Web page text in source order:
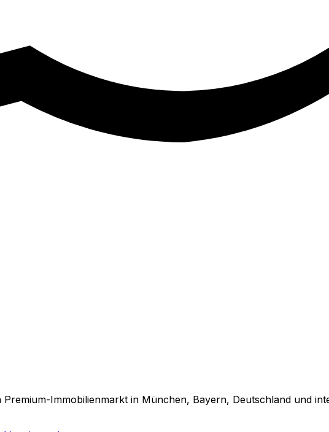
Immobilienmarkt in München, Bayern, Deutschland und